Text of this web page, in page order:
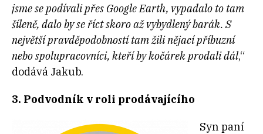
jsme se podívali přes Google Earth, vypadalo to tam
šíleně, dalo by se říct skoro až vybydlený barák. S
největší pravděpodobností tam žili nějací příbuzní
nebo spolupracovníci, kteří by kočárek prodali dál,“
dodává Jakub.
3. Podvodník v roli prodávajícího
Syn paní